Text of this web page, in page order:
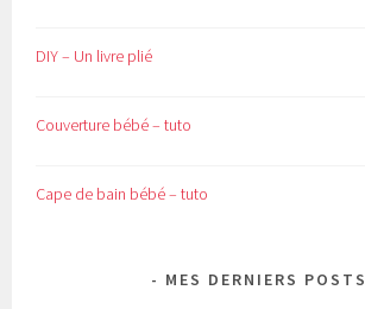
DIY – Un livre plié
Couverture bébé – tuto
Cape de bain bébé – tuto
MES DERNIERS POSTS